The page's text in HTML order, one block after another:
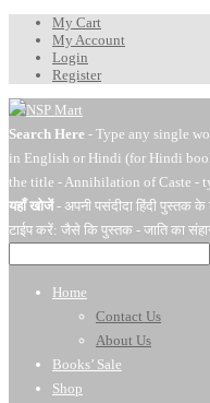
My Cart
My Account
Login
Register
Search Here - Type any single
in English or Hindi (for Hindi
the title - Annihilation of Caste -
यहाँ खोजें- अपनी पसंदीदा हिंदी पुस्तक
टाईप करें: जैसे कि पुस्तक - जाति का
Home
Contact Us
About Us
Books’ Sale
Shop